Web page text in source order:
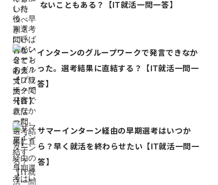
ないこともある？【IT就活一問一答】
インターンのグループワークで発言できなか
った。選考結果に直結する？【IT就活一問一
答】
サマーインターン経由の早期選考はいつか
ら？早く就活を終わらせたい【IT就活一問一
答】